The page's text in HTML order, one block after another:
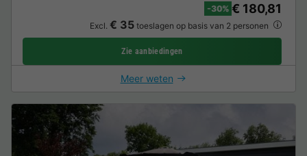
-30% € 180,81
Excl. € 35toeslagen op basis van 2 personen
Zie aanbiedingen
Meer weten